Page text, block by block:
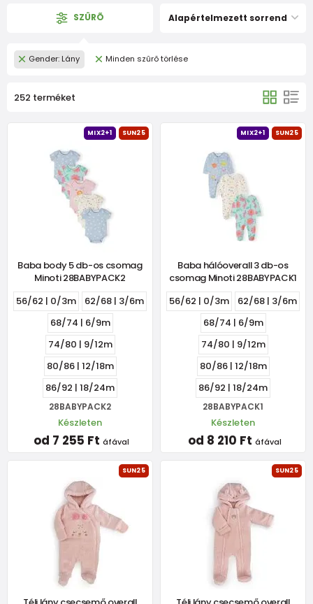
SZÛRÕ Alapértelmezett sorrend
Gender: Lány Minden szûrõ törlése
252 terméket
MIX2+1 SUN25
Baba body 5 db-os csomag
Minoti 28BABYPACK2
56/62 | 0/3m
62/68 | 3/6m
68/74 | 6/9m
74/80 | 9/12m
80/86 | 12/18m
86/92 | 18/24m
28BABYPACK2
Készleten
od 7 255 Ft áfával
MIX2+1 SUN25
Baba hálóoverall 3 db-os
csomag Minoti 28BABYPACK1
56/62 | 0/3m
62/68 | 3/6m
68/74 | 6/9m
74/80 | 9/12m
80/86 | 12/18m
86/92 | 18/24m
28BABYPACK1
Készleten
od 8 210 Ft áfával
SUN25 SUN25